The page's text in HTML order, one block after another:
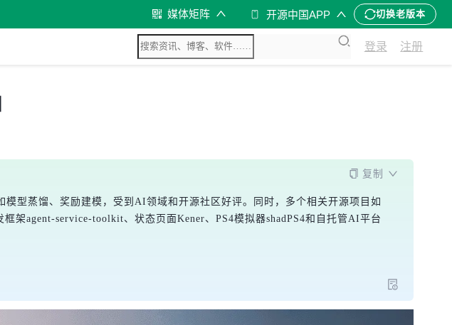
媒体矩阵 开源中国APP 切换老版本
登录 注册
复制
型蒸馏、奖励建模，受到AI领域和开源社区好评。同时，多个相关开源项目如
架agent-service-toolkit、状态页面Kener、PS4模拟器shadPS4和自托管AI平台